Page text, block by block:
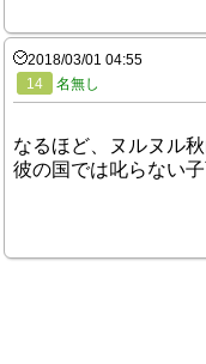
2018/03/01 04:55
14
名無し
なるほど、ヌルヌル
彼の国では叱らない